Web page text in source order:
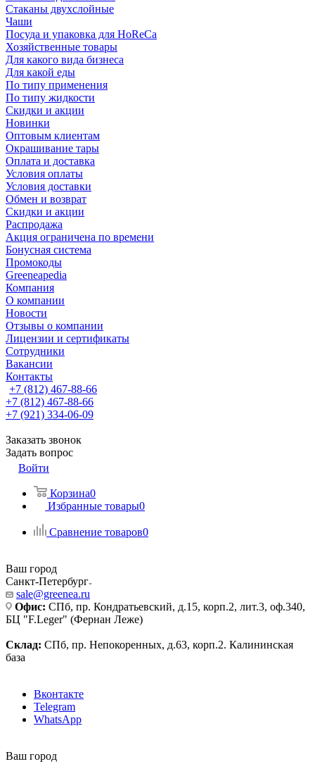
Стаканы двухслойные
Чаши
Посуда и упаковка для HoReCa
Хозяйственные товары
Для какого вида бизнеса
Для какой еды
По типу применения
По типу жидкости
Скидки и акции
Новинки
Оптовым клиентам
Окрашивание тары
Оплата и доставка
Условия оплаты
Условия доставки
Обмен и возврат
Скидки и акции
Распродажа
Акция ограничена по времени
Бонусная система
Промокоды
Greeneapedia
Компания
О компании
Новости
Отзывы о компании
Лицензии и сертификаты
Сотрудники
Вакансии
Контакты
+7 (812) 467-88-66
+7 (812) 467-88-66
+7 (921) 334-06-09
Заказать звонок
Задать вопрос
Войти
Корзина0
Избранные товары0
Сравнение товаров0
Ваш город
Санкт-Петербург
sale@greenea.ru
Офис: СПб, пр. Кондратьевский, д.15, корп.2, лит.3, оф.340,
БЦ "F.Leger" (Фернан Леже)
Склад: СПб, пр. Непокоренных, д.63, корп.2. Калининская
база
Вконтакте
Telegram
WhatsApp
Ваш город